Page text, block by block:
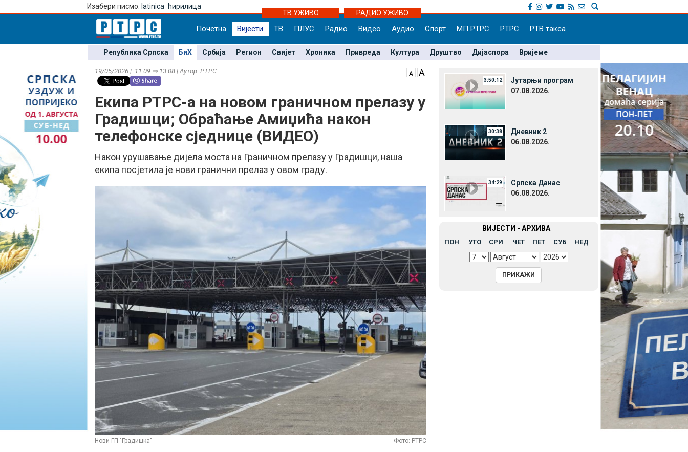
Изабери писмо: latinica ћирилица
ТВ УЖИВО
РАДИО УЖИВО
Почетна Вијести ТВ ПЛУС Радио Видео Аудио Спорт МП РТРС РТРС РТВ такса
Република Српска БиХ Србија Регион Свијет Хроника Привреда Култура Друштво Дијаспора Вријеме
19/05/2026 | 11:09 ⇒ 13:08 | Аутор: РТРС
Екипа РТРС-а на новом граничном прелазу у
Градишци; Обраћање Амиџића након
телефонске сједнице (ВИДЕО)
Након урушавање дијела моста на Граничном прелазу у Градишци, наша
екипа посјетила је нови гранични прелаз у овом граду.
Нови ГП "Градишка" Фото: РТРС
3:50:12
Јутарњи програм
07.08.2026.
30:38
Дневник 2
06.08.2026.
34:29
Српска Данас
06.08.2026.
ВИЈЕСТИ - АРХИВА
ПОН УТО СРИ ЧЕТ ПЕТ СУБ НЕД